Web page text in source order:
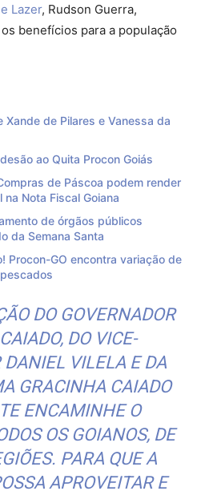
Lazer, Rudson Guerra,
benefícios para a população
de Pilares e Vanessa da
ao Quita Procon Goiás
de Páscoa podem render
Nota Fiscal Goiana
de órgãos públicos
da Semana Santa
Procon-GO encontra variação de
DO GOVERNADOR
DO VICE-
DANIEL VILELA E DA
GRACINHA CAIADO
ENCAMINHE O
OS GOIANOS, DE
PARA QUE A
APROVEITAR E